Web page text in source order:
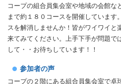
コープの組合員集会室や地域の会館な
まで約１８０コースを開催しています
スを解消しませんか！皆がワイワイと
来てみてください。上手下手が問題で
して・・お待ちしています！！
参加者の声
コープの２階にある組合員集会室で卓